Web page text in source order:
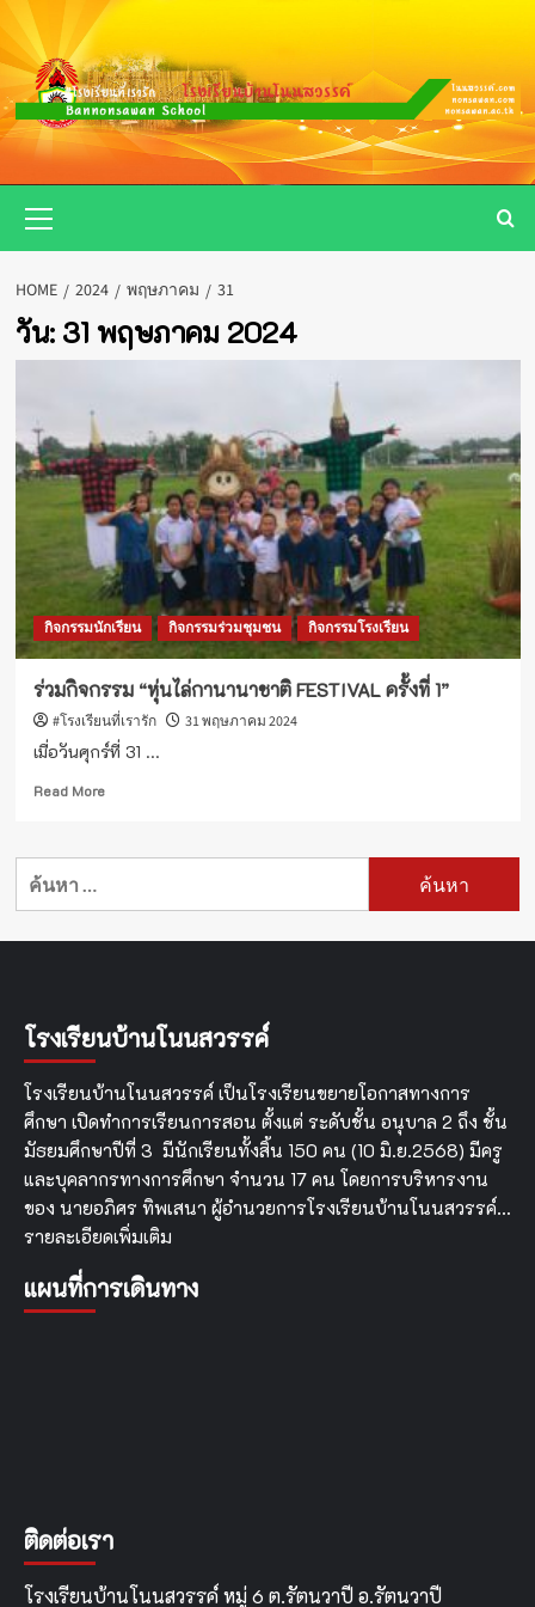
Skip
content
Menu
HOME 2024 พฤษภาคม 31
วัน: 31 พฤษภาคม 2024
กิจกรรมนักเรียน กิจกรรมร่วมชุมชน กิจกรรมโรงเรียน
ร่วมกิจกรรม “หุ่นไล่กานานาชาติ FESTIVAL ครั้งที่ 1”
#โรงเรียนที่เรารัก 31 พฤษภาคม 2024
เมื่อวันศุกร์ที่ 31 ...
Read MoreRead
ร่วม
กานา
ครั้ง
1”
ค้นหา
โรงเรียนบ้านโนนสวรรค์
โรงเรียนบ้านโนนสวรรค์ เป็นโรงเรียนขยายโอกาสทางการ
ศึกษา เปิดทำการเรียนการสอน ตั้งแต่ ระดับชั้น อนุบาล 2 ถึง ชั้น
มัธยมศึกษาปีที่ 3 มีนักเรียนทั้งสิ้น 150 คน (10 มิ.ย.2568) มีครู
และบุคลากรทางการศึกษา จำนวน 17 คน โดยการบริหารงาน
ของ นายอภิศร ทิพเสนา ผู้อำนวยการโรงเรียนบ้านโนนสวรรค์…
รายละเอียดเพิ่มเติม
แผนที่การเดินทาง
ติดต่อเรา
โรงเรียนบ้านโนนสวรรค์ หมู่ 6 ต.รัตนวาปี อ.รัตนวาปี